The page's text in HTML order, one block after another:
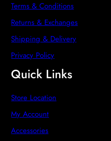
Terms & Conditions
Returns & Exchanges
Shipping & Delivery
Privacy Policy
Quick Links
Store Location
My Account
Accessories